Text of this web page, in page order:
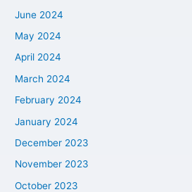
June 2024
May 2024
April 2024
March 2024
February 2024
January 2024
December 2023
November 2023
October 2023